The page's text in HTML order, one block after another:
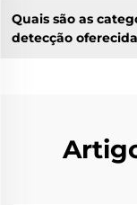
Quais são as
detecção